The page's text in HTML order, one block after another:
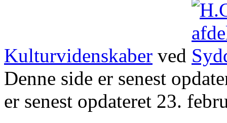
Kulturvidenskaber ved
Denne side er senest
er senest opdateret 23.